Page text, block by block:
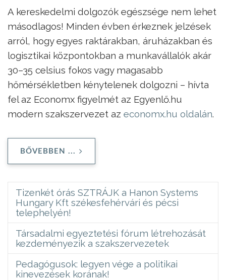
A kereskedelmi dolgozók egészsége nem lehet
másodlagos! Minden évben érkeznek jelzések
arról, hogy egyes raktárakban, áruházakban és
logisztikai központokban a munkavállalók akár
30–35 celsius fokos vagy magasabb
hőmérsékletben kénytelenek dolgozni – hívta
fel az Economx figyelmét az Egyenlő.hu
modern szakszervezet az economx.hu oldalán.
BŐVEBBEN ...
Tizenkét órás SZTRÁJK a Hanon Systems
Hungary Kft székesfehérvári és pécsi
telephelyén!
Társadalmi egyeztetési fórum létrehozását
kezdeményezik a szakszervezetek
Pedagógusok: legyen vége a politikai
kinevezések korának!